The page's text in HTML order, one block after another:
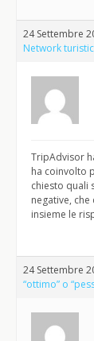
24 Settembre
Network
TripAdvisor
ha coinvolto
chiesto quali
negative,
insieme le
24 Settembre
“ottimo” o